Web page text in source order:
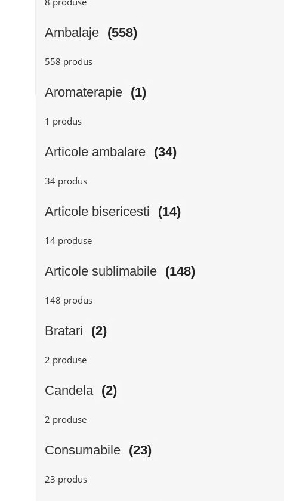
Ambalaje (558)
558 produs
Aromaterapie (1)
1 produs
Articole ambalare (34)
34 produs
Articole bisericesti (14)
14 produse
Articole sublimabile (148)
148 produs
Bratari (2)
2 produse
Candela (2)
2 produse
Consumabile (23)
23 produs